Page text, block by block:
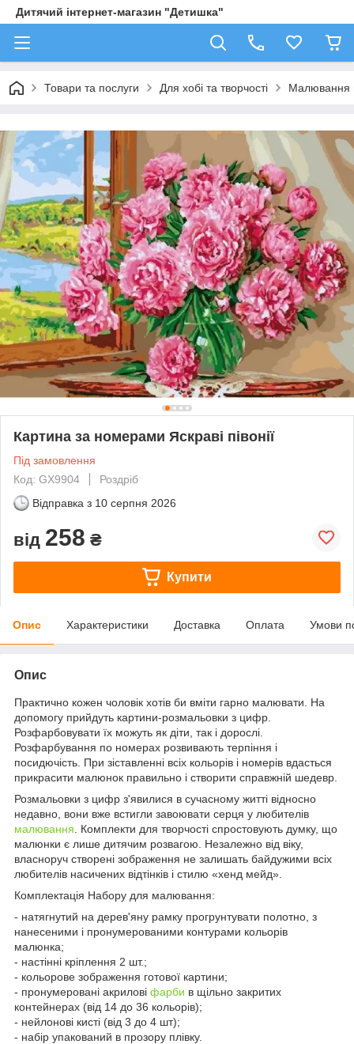
Дитячий інтернет-магазин "Детишка"
Товари та послуги Для хобі та творчості Малювання
Картина за номерами Яскраві півонії
Під замовлення
Код: GX9904
Роздріб
Відправка з 10 серпня 2026
від 258 ₴
Купити
Опис Характеристики Доставка Оплата Умови
Опис
Практично кожен чоловік хотів би вміти гарно малювати. На
допомогу прийдуть картини-розмальовки з цифр.
Розфарбовувати їх можуть як діти, так і дорослі.
Розфарбування по номерах розвивають терпіння і
посидючість. При зіставленні всіх кольорів і номерів вдасться
прикрасити малюнок правильно і створити справжній шедевр.
Розмальовки з цифр з'явилися в сучасному житті відносно
недавно, вони вже встигли завоювати серця у любителів
малювання . Комплекти для творчості спростовують думку, що
малюнки є лише дитячим розвагою. Незалежно від віку,
власноруч створені зображення не залишать байдужими всіх
любителів насичених відтінків і стилю «хенд мейд».
Комплектація Набору для малювання:
- натягнутий на дерев'яну рамку прогрунтувати полотно, з
нанесеними і пронумерованими контурами кольорів
малюнка;
- настінні кріплення 2 шт.;
- кольорове зображення готової картини;
- пронумеровані акрилові фарби в щільно закритих
контейнерах (від 14 до 36 кольорів);
- нейлонові кисті (від 3 до 4 шт);
- набір упакований в прозору плівку.